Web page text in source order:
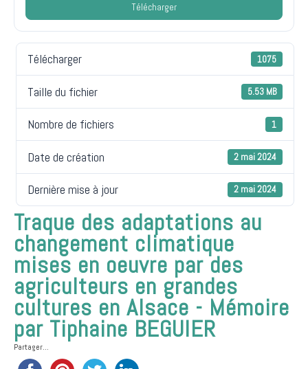
Télécharger
Télécharger 1075
Taille du fichier 5.53 MB
Nombre de fichiers 1
Date de création 2 mai 2024
Dernière mise à jour 2 mai 2024
Traque des adaptations au
changement climatique
mises en oeuvre par des
agriculteurs en grandes
cultures en Alsace - Mémoire
par Tiphaine BEGUIER
Partager...